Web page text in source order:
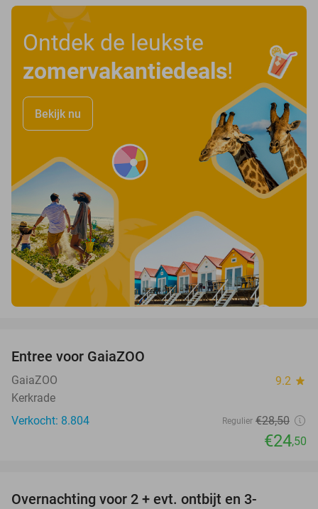
Ontdek de leukste
zomervakantiedeals!
Bekijk nu
Entree voor GaiaZOO
GaiaZOO 9.2 star
Kerkrade
Verkocht: 8.804
Regulier €28,50
€24,50
Overnachting voor 2 + evt. ontbijt en 3-